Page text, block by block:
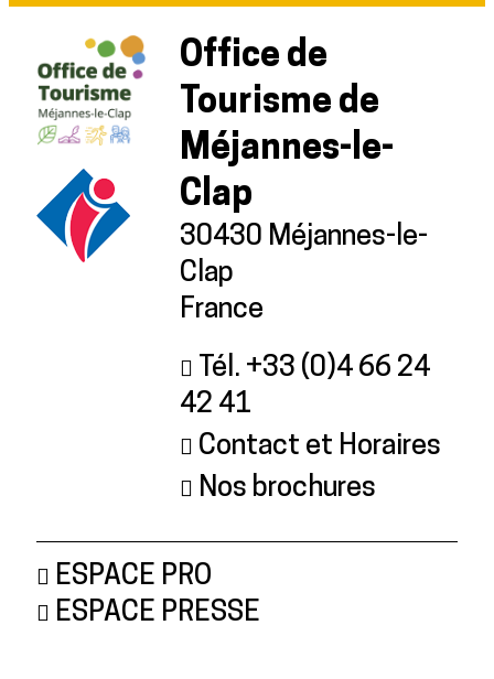
Office de
Tourisme de
Méjannes-le-
Clap
30430 Méjannes-le-
Clap
France
Tél. +33 (0)4 66 24
42 41
Contact et Horaires
Nos brochures
ESPACE PRO
ESPACE PRESSE